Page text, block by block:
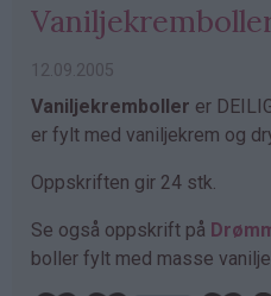
12.09.2005
Vaniljekremboller er
er fylt med vaniljekrem og
Oppskriften gir 24 stk.
Se også oppskrift på
boller fylt med masse